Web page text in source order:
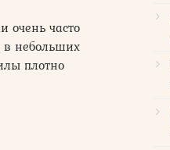
очень часто
в небольших
плотно